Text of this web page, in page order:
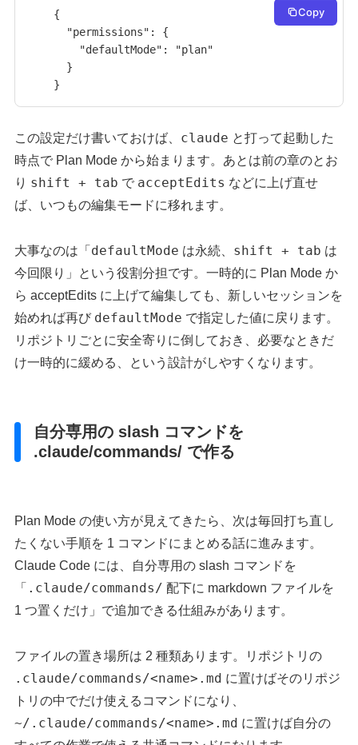
{
  "permissions": {
    "defaultMode": "plan"
  }
}
Copy
この設定だけ書いておけば、 claude と打って起動した
時点で Plan Mode から始まります。あとは前の章のとお
り shift + tab で acceptEdits などに上げ直せ
ば、いつもの編集モードに移れます。
大事なのは「 defaultMode は永続、 shift + tab は
今回限り」という役割分担です。一時的に Plan Mode か
ら acceptEdits に上げて編集しても、新しいセッションを
始めれば再び defaultMode で指定した値に戻ります。
リポジトリごとに安全寄りに倒しておき、必要なときだ
け一時的に緩める、という設計がしやすくなります。
自分専用の slash コマンドを
.claude/commands/ で作る
Plan Mode の使い方が見えてきたら、次は毎回打ち直し
たくない手順を 1 コマンドにまとめる話に進みます。
Claude Code には、自分専用の slash コマンドを
「 .claude/commands/ 配下に markdown ファイルを
1 つ置くだけ」で追加できる仕組みがあります。
ファイルの置き場所は 2 種類あります。リポジトリの
.claude/commands/<name>.md に置けばそのリポジ
トリの中でだけ使えるコマンドになり、
~/.claude/commands/<name>.md に置けば自分の